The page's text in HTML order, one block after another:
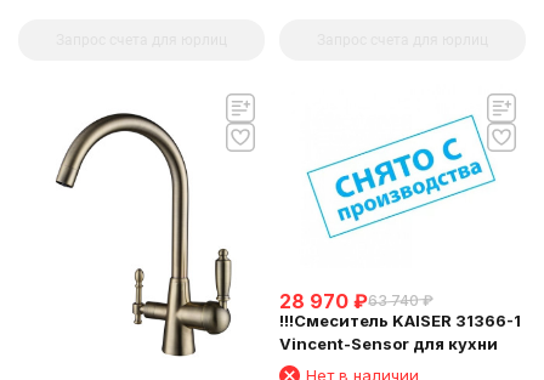
28 970 ₽63 740 ₽
!!!Смеситель KAISER 31366-1
Vincent-Sensor для кухни
Нет в наличии